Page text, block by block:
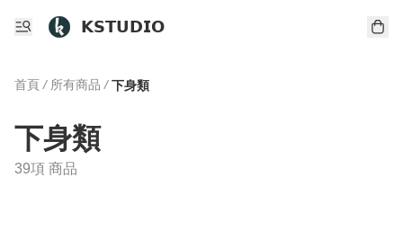
𝗞𝗦𝗧𝗨𝗗𝗜𝗢
首頁 / 所有商品 / 下身類
下身類
39項 商品